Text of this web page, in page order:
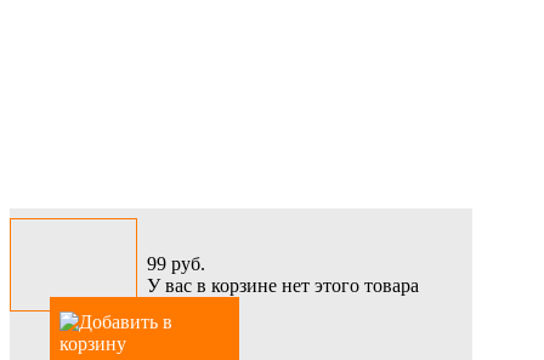
99 руб.
У вас в корзине нет этого товара